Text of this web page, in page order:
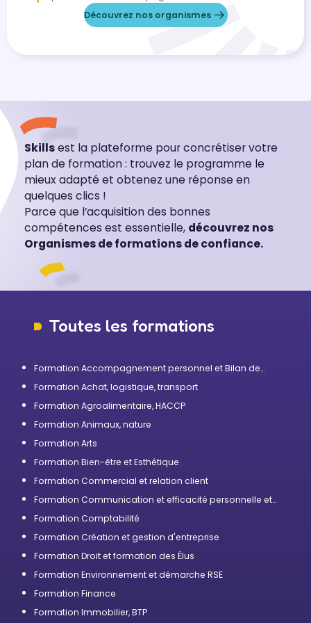
Découvrez nos organismes
Skillsest la plateforme pour concrétiser votre
plan de formation : trouvez le programme le
mieux adapté et obtenez une réponse en
quelques clics !
Parce que l’acquisition des bonnes
compétences est essentielle, découvrez nos
Organismes de formations de confiance.
Toutes les formations
Formation Accompagnement personnel et Bilan de
Formation Achat, logistique, transport
Formation Agroalimentaire, HACCP
Formation Animaux, nature
Formation Arts
Formation Bien-être et Esthétique
Formation Commercial et relation client
Formation Communication et efficacité personnelle et
Formation Comptabilité
Formation Création et gestion d'entreprise
Formation Droit et formation des Élus
Formation Environnement et démarche RSE
Formation Finance
Formation Immobilier, BTP